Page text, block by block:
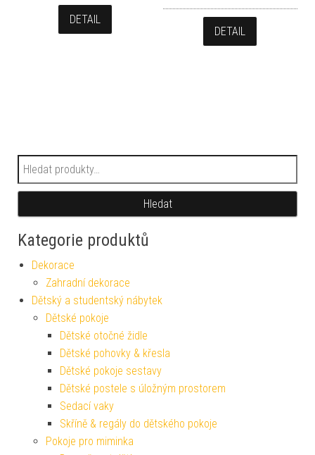
DETAIL
DETAIL
Hledat:
Hledat
Kategorie produktů
Dekorace
Zahradní dekorace
Dětský a studentský nábytek
Dětské pokoje
Dětské otočné židle
Dětské pohovky & křesla
Dětské pokoje sestavy
Dětské postele s úložným prostorem
Sedací vaky
Skříně & regály do dětského pokoje
Pokoje pro miminka